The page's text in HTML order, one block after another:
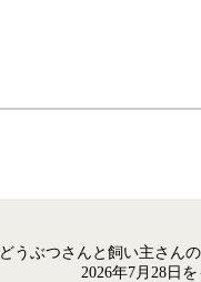
どうぶつさんと飼い主さん
2026年7月28日